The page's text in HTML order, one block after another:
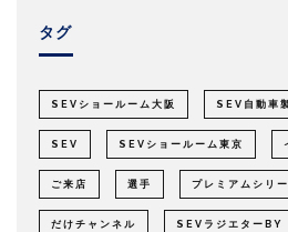
タグ
SEVショールーム大阪 SEV自動車
SEV SEVショールーム東京
ご来店 選手 プレミアムシリ
だけチャンネル SEVラジエターBY